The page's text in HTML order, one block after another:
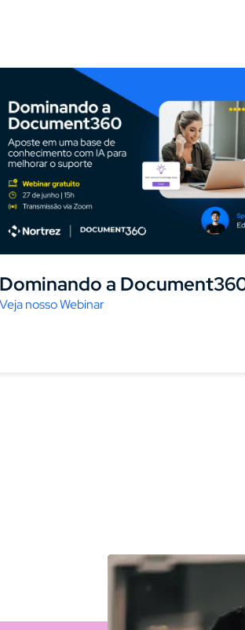
Dominando a
Veja nosso Webinar